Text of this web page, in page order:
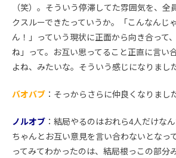
（笑）。そういう停滞してた雰囲気を、全
クスルーできたっていうか。「こんなんじ
ん！」っていう現状に正面から向き合って
ね」って。お互い思ってること正直に言い
よね、みたいな。そういう感じになりまし
バオバブ ：そっからさらに仲良くなりまし
ノルオブ ：結局やるのはおれら4人だけな
ちゃんとお互い意見を言い合わないとなっ
ってみてわかったのは、結局根っこの部分